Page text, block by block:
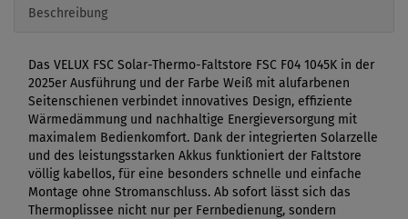
Beschreibung
Das VELUX FSC Solar-Thermo-Faltstore FSC F04 1045K in der
2025er Ausführung und der Farbe Weiß mit alufarbenen
Seitenschienen verbindet innovatives Design, effiziente
Wärmedämmung und nachhaltige Energieversorgung mit
maximalem Bedienkomfort. Dank der integrierten Solarzelle
und des leistungsstarken Akkus funktioniert der Faltstore
völlig kabellos, für eine besonders schnelle und einfache
Montage ohne Stromanschluss. Ab sofort lässt sich das
Thermoplissee nicht nur per Fernbedienung, sondern